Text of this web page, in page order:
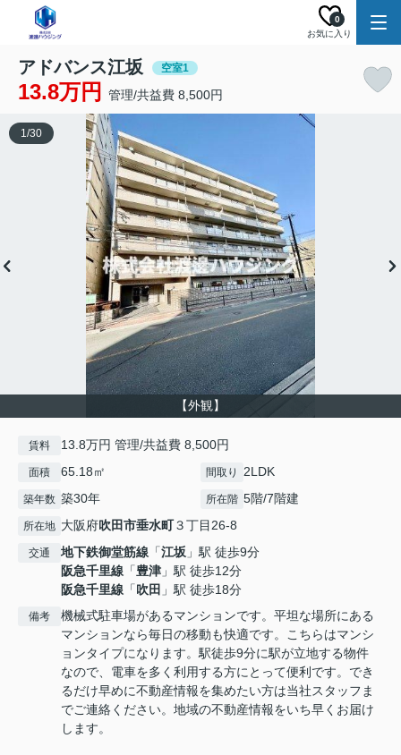
お気に入り
0
アドバンス江坂 空室1
13.8万円 管理/共益費 8,500円
【外観】
1/30
賃料 13.8万円 管理/共益費 8,500円
面積 65.18㎡ 間取り 2LDK
築年数 築30年 所在階 5階/7階建
所在地 大阪府吹田市垂水町３丁目26-8
交通 地下鉄御堂筋線 「江坂 」駅 徒歩9分
阪急千里線 「豊津 」駅 徒歩12分
阪急千里線 「吹田 」駅 徒歩18分
備考
機械式駐車場があるマンションです。平坦な場所にある
マンションなら毎日の移動も快適です。こちらはマンシ
ョンタイプになります。駅徒歩9分に駅が立地する物件
なので、電車を多く利用する方にとって便利です。でき
るだけ早めに不動産情報を集めたい方は当社スタッフま
でご連絡ください。地域の不動産情報をいち早くお届け
します。